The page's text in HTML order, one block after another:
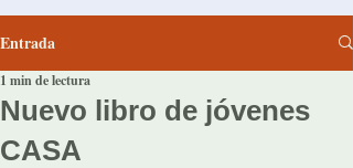
Entrada
Nuevo libro de jóvenes
CASA
1 min de lectura